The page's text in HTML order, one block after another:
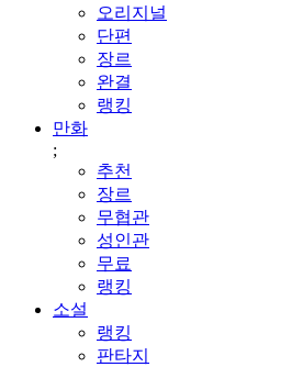
오리지널
단편
장르
완결
랭킹
만화
;
추천
장르
무협관
성인관
무료
랭킹
소설
랭킹
판타지